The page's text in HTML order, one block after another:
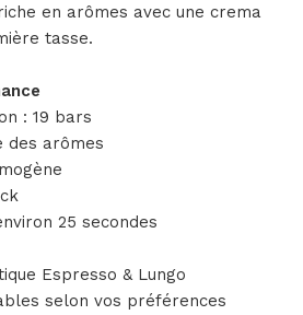
en arômes avec une crema
tasse.
: 19 bars
arômes
25 secondes
Espresso & Lungo
selon vos préférences